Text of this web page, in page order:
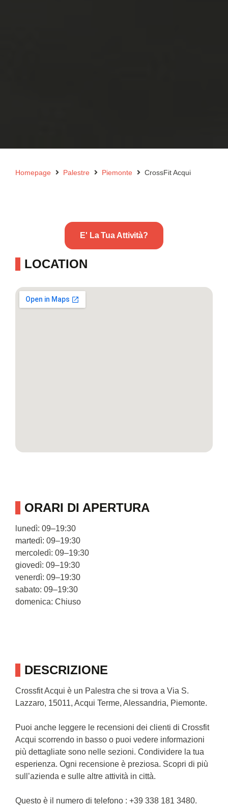
Homepage Palestre Piemonte CrossFit Acqui
DESCRIZIONE
Crossfit Acqui è un Palestra che si trova a Via S.
Lazzaro, 15011, Acqui Terme, Alessandria, Piemonte.
Puoi anche leggere le recensioni dei clienti di Crossfit
Acqui scorrendo in basso o puoi vedere informazioni
più dettagliate sono nelle sezioni. Condividere la tua
esperienza. Ogni recensione è preziosa. Scopri di più
sull’azienda e sulle altre attività in città.
Questo è il numero di telefono : +39 338 181 3480.
E' La Tua Attività?
LOCATION
ORARI DI APERTURA
lunedì: 09–19:30
martedì: 09–19:30
mercoledì: 09–19:30
giovedì: 09–19:30
venerdì: 09–19:30
sabato: 09–19:30
domenica: Chiuso